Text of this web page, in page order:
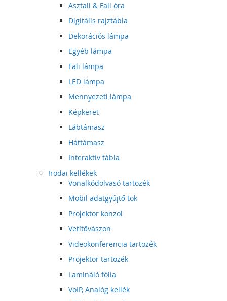
Asztali & Fali óra
Digitális rajztábla
Dekorációs lámpa
Egyéb lámpa
Fali lámpa
LED lámpa
Mennyezeti lámpa
Képkeret
Lábtámasz
Háttámasz
Interaktív tábla
Irodai kellékek
Vonalkódolvasó tartozék
Mobil adatgyűjtő tok
Projektor konzol
Vetítővászon
Videokonferencia tartozék
Projektor tartozék
Lamináló fólia
VoIP, Analóg kellék